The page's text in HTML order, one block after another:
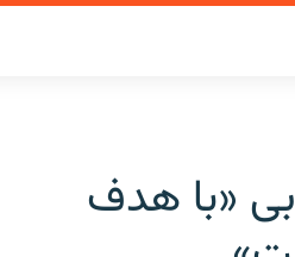
«با هدف